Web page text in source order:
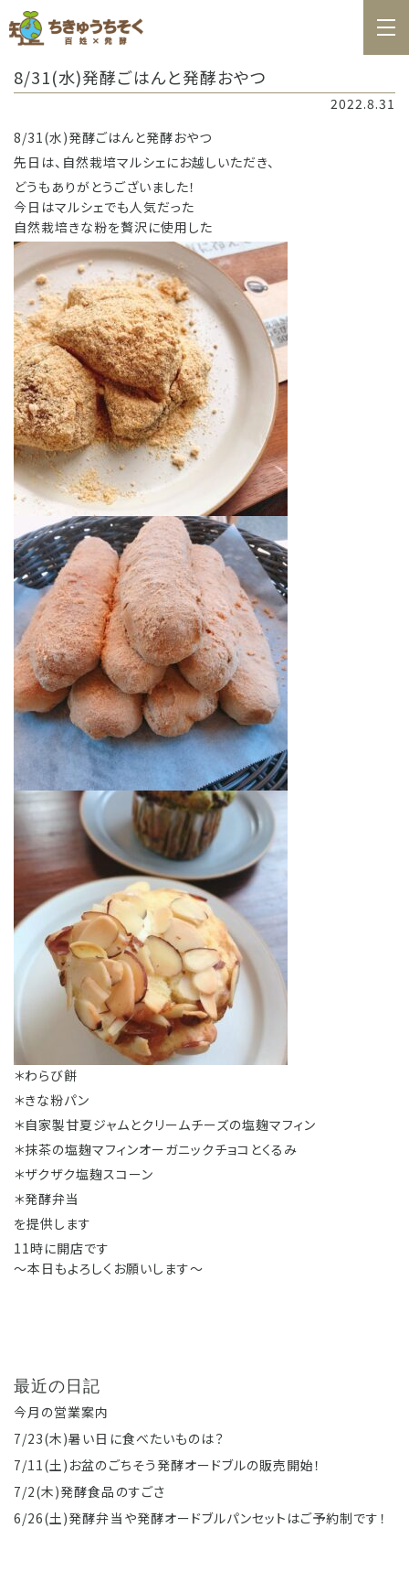
百姓日記
お知らせ
お問合せ
料理教室カレンダー
商品の購入
8/31(水)発酵ごはんと発酵おやつ
2022.8.31
8/31(水)発酵ごはんと発酵おやつ
先日は、自然栽培マルシェにお越しいただき、
どうもありがとうございました！
今日はマルシェでも人気だった
自然栽培きな粉を贅沢に使用した
＊わらび餅
＊きな粉パン
＊自家製甘夏ジャムとクリームチーズの塩麹マフィン
＊抹茶の塩麹マフィンオーガニックチョコとくるみ
＊ザクザク塩麹スコーン
＊発酵弁当
を提供します
11時に開店です
〜本日もよろしくお願いします〜
最近の日記
今月の営業案内
7/23(木)暑い日に食べたいものは？
7/11(土)お盆のごちそう発酵オードブルの販売開始！
7/2(木)発酵食品のすごさ
6/26(土)発酵弁当や発酵オードブルパンセットはご予約制です！